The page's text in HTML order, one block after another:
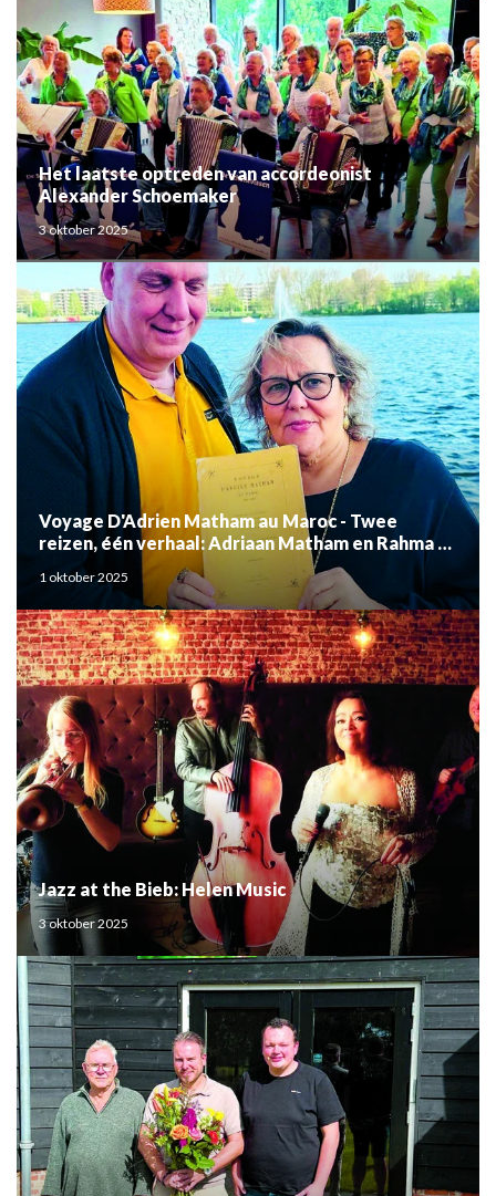
Het laatste optreden van accordeonist
Alexander Schoemaker
3 oktober 2025
Voyage D'Adrien Matham au Maroc - Twee
reizen, één verhaal: Adriaan Matham en Rahma el
Mouden
1 oktober 2025
Jazz at the Bieb: Helen Music
3 oktober 2025